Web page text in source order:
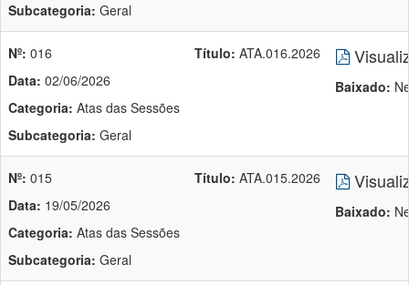
Subcategoria: Geral
Nº: 016
Data: 02/06/2026
Categoria: Atas das Sessões
Subcategoria: Geral
Título: ATA.016.2026
Baixado:
Nº: 015
Data: 19/05/2026
Categoria: Atas das Sessões
Subcategoria: Geral
Título: ATA.015.2026
Baixado: